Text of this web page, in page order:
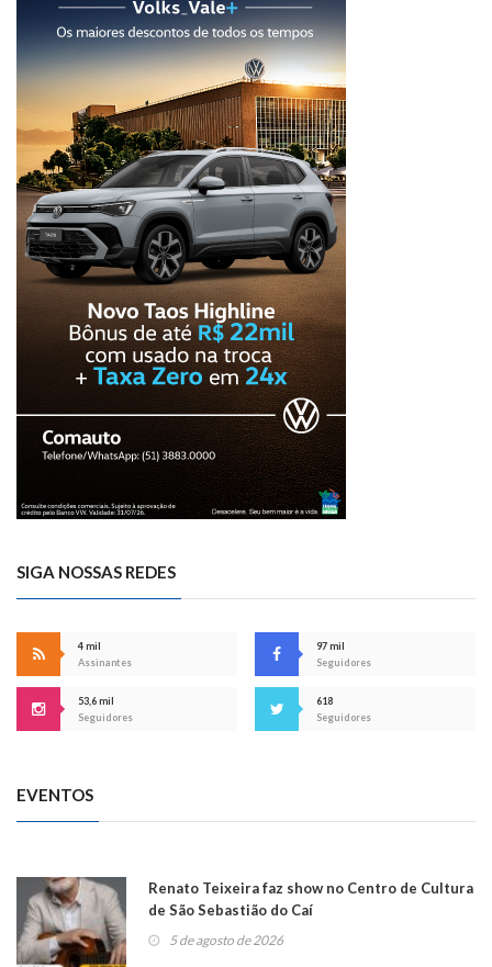
SIGA NOSSAS REDES
4 mil
Assinantes
97 mil
Seguidores
53,6 mil
Seguidores
618
Seguidores
EVENTOS
Renato Teixeira faz show no Centro de Cultura
de São Sebastião do Caí
5 de agosto de 2026